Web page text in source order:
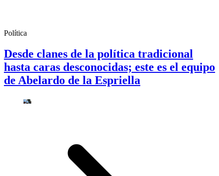
Política
Desde clanes de la política tradicional
hasta caras desconocidas; este es el equipo
de Abelardo de la Espriella